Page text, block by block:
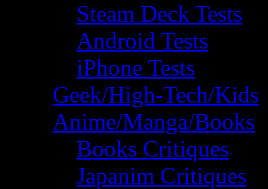
Steam Deck Tests
Android Tests
iPhone Tests
Geek/High-Tech/Kids
Anime/Manga/Books
Books Critiques
Japanim Critiques